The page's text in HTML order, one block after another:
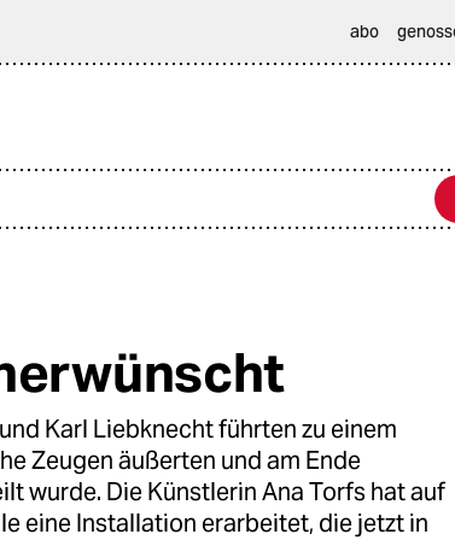
abo
Karl Liebknecht führten zu einem
Zeugen äußerten und am Ende
wurde. Die Künstlerin Ana Torfs hat auf
eine Installation erarbeitet, die jetzt in